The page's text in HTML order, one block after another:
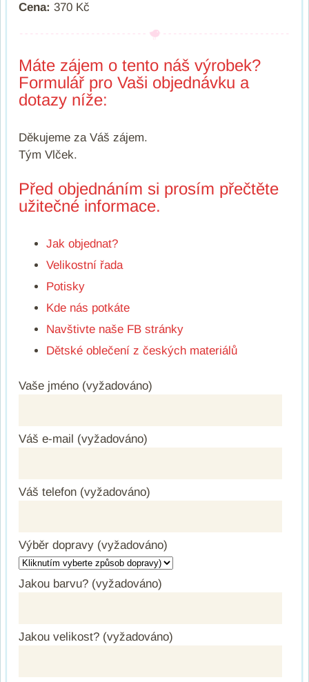
Cena: 370 Kč
Máte zájem o tento náš výrobek?
Formulář pro Vaši objednávku a
dotazy níže:
Děkujeme za Váš zájem.
Tým Vlček.
Před objednáním si prosím přečtěte
užitečné informace.
Jak objednat?
Velikostní řada
Potisky
Kde nás potkáte
Navštivte naše FB stránky
Dětské oblečení z českých materiálů
Vaše jméno (vyžadováno)
Váš e-mail (vyžadováno)
Váš telefon (vyžadováno)
Výběr dopravy (vyžadováno)
Jakou barvu? (vyžadováno)
Jakou velikost? (vyžadováno)